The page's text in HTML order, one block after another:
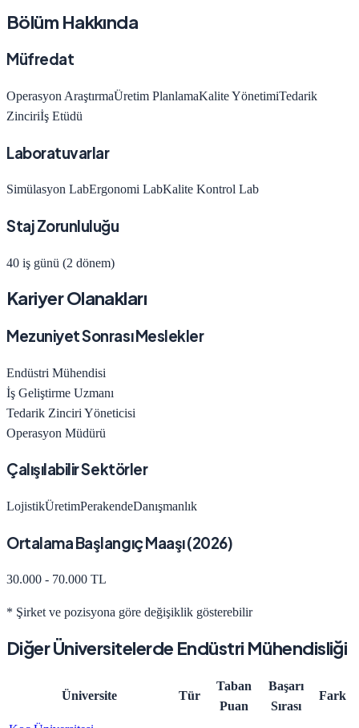
Bölüm Hakkında
Müfredat
Operasyon AraştırmaÜretim PlanlamaKalite YönetimiTedarik
Zinciriİş Etüdü
Laboratuvarlar
Simülasyon LabErgonomi LabKalite Kontrol Lab
Staj Zorunluluğu
40 iş günü (2 dönem)
Kariyer Olanakları
Mezuniyet Sonrası Meslekler
Endüstri Mühendisi
İş Geliştirme Uzmanı
Tedarik Zinciri Yöneticisi
Operasyon Müdürü
Çalışılabilir Sektörler
LojistikÜretimPerakendeDanışmanlık
Ortalama Başlangıç Maaşı (2026)
30.000 - 70.000 TL
* Şirket ve pozisyona göre değişiklik gösterebilir
Diğer Üniversitelerde Endüstri Mühendisliği
Üniversite Tür
Taban
Puan
Başarı
Sırası
Fark